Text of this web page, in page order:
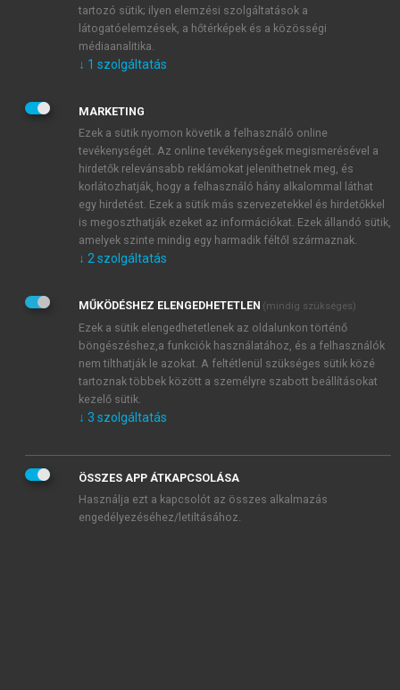
JELSZÓ
JELSZÓ ÚJRA
Kérek értesítést a MeRSZ újdonságairól, akcióiról.
Kérek értesítést az Akadémiai Kiadó Zrt. újdonságairól,
Adatkezelési tájékoztatóbanfoglaltakat tudomásul
veszem és elfogadom.
Általános vásárlási feltételeket, valamint a szotar.netés a
mersz.huoldalak licencszerződéseiben foglaltakat
tudomásul veszem és elfogadom.
KIPRÓBÁLOM
tartozó sütik; ilyen elemzési szolgáltatások a
látogatóelemzések, a hőtérképek és a közösségi
médiaanalitika.
↓ 1 szolgáltatás
MARKETING
Ezek a sütik nyomon követik a felhasználó online
tevékenységét. Az online tevékenységek megismerésével a
hirdetők relevánsabb reklámokat jeleníthetnek meg, és
korlátozhatják, hogy a felhasználó hány alkalommal láthat
egy hirdetést. Ezek a sütik más szervezetekkel és hirdetőkkel
is megoszthatják ezeket az információkat. Ezek állandó sütik,
amelyek szinte mindig egy harmadik féltől származnak.
↓ 2 szolgáltatás
MŰKÖDÉSHEZ ELENGEDHETETLEN (mindig szükséges)
Ezek a sütik elengedhetetlenek az oldalunkon történő
böngészéshez,a funkciók használatához, és a felhasználók
nem tilthatják le azokat. A feltétlenül szükséges sütik közé
tartoznak többek között a személyre szabott beállításokat
kezelő sütik.
↓ 3 szolgáltatás
ÖSSZES APP ÁTKAPCSOLÁSA
Használja ezt a kapcsolót az összes alkalmazás
engedélyezéséhez/letiltásához.